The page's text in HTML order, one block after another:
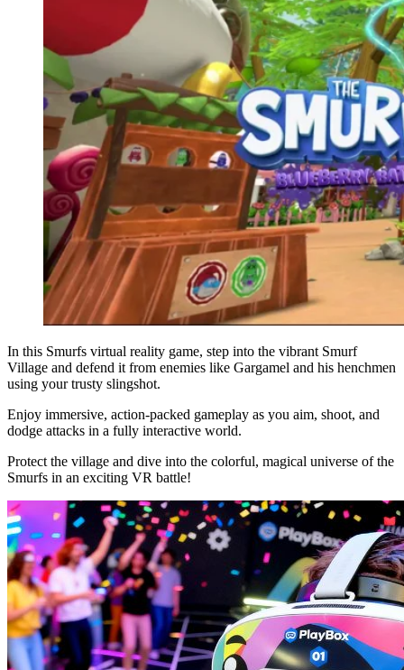
In this Smurfs virtual reality game, step into the vibrant Smurf
Village and defend it from enemies like Gargamel and his henchmen
using your trusty slingshot.
Enjoy immersive, action-packed gameplay as you aim, shoot, and
dodge attacks in a fully interactive world.
Protect the village and dive into the colorful, magical universe of the
Smurfs in an exciting VR battle!